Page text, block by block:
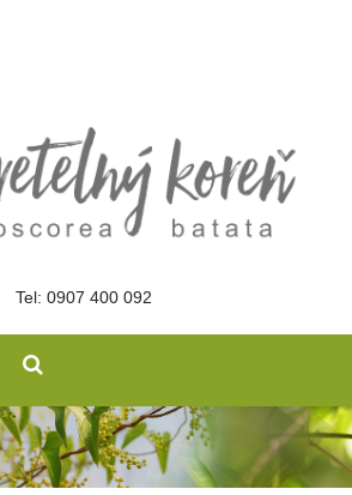
Tel: 0907 400 092